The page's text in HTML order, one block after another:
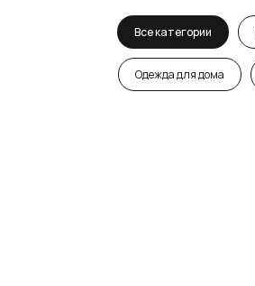
Все категории
Одежда для дома